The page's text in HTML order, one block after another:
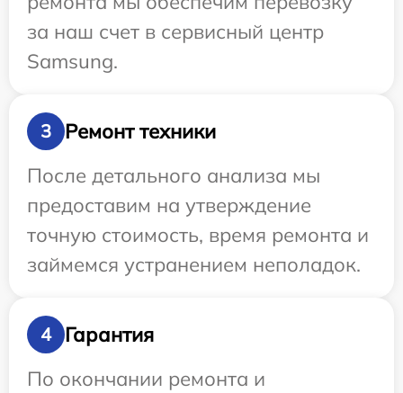
за наш счет в сервисный центр
Samsung.
3
Ремонт техники
После детального анализа мы
предоставим на утверждение
точную стоимость, время ремонта и
займемся устранением неполадок.
4
Гарантия
По окончании ремонта и